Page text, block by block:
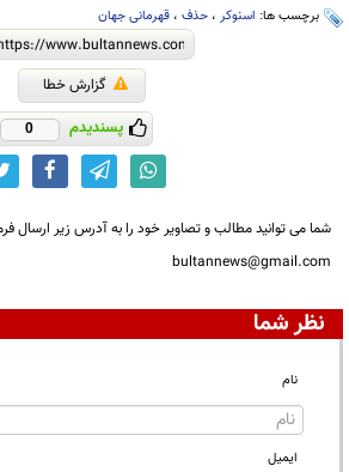
برچسب ها: اسنوکر ، حذف ، قهرمانی جهان
گزارش خطا
پسندیدم 0
شما می توانید مطالب و تصاویر خود را به آدرس زیر ارسال
bultannews@gmail.com
نظر شما
نام
ایمیل